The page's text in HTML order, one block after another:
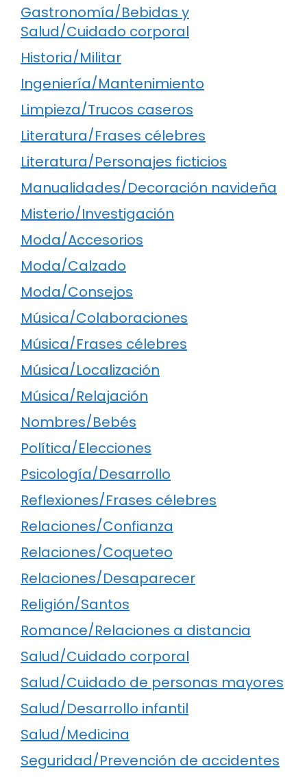
Gastronomía/Bebidas y
Salud/Cuidado corporal
Historia/Militar
Ingeniería/Mantenimiento
Limpieza/Trucos caseros
Literatura/Frases célebres
Literatura/Personajes ficticios
Manualidades/Decoración navideña
Misterio/Investigación
Moda/Accesorios
Moda/Calzado
Moda/Consejos
Música/Colaboraciones
Música/Frases célebres
Música/Localización
Música/Relajación
Nombres/Bebés
Política/Elecciones
Psicología/Desarrollo
Reflexiones/Frases célebres
Relaciones/Confianza
Relaciones/Coqueteo
Relaciones/Desaparecer
Religión/Santos
Romance/Relaciones a distancia
Salud/Cuidado corporal
Salud/Cuidado de personas mayores
Salud/Desarrollo infantil
Salud/Medicina
Seguridad/Prevención de accidentes